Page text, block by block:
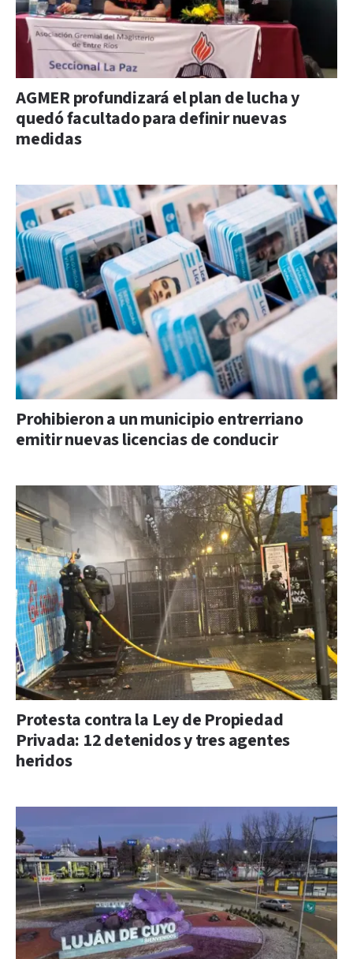
AGMER profundizará el plan de lucha y
quedó facultado para definir nuevas
medidas
Prohibieron a un municipio entrerriano
emitir nuevas licencias de conducir
Protesta contra la Ley de Propiedad
Privada: 12 detenidos y tres agentes
heridos